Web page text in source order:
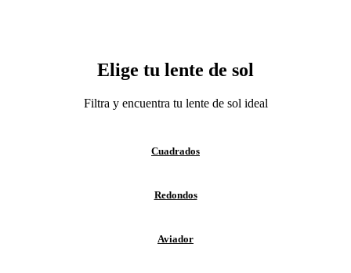
Elige tu lente de sol
Filtra y encuentra tu lente de sol ideal
Cuadrados
Redondos
Aviador